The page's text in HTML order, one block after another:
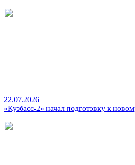
22.07.2026
«Кузбасс-2» начал подготовку к